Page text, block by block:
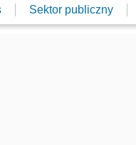
Sektor publiczny